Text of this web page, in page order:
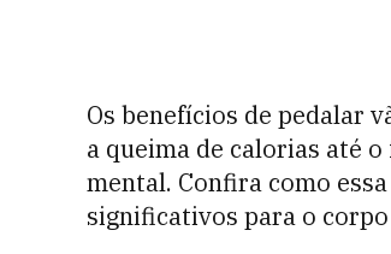
Os benefícios de pedalar
a queima de calorias até
mental. Confira como
significativos para o